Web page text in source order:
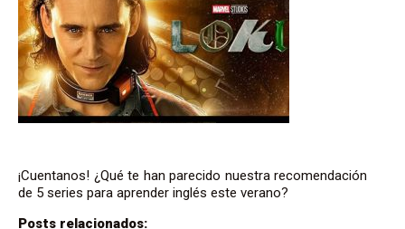
¡Cuentanos! ¿Qué te han parecido nuestra recomendación
de 5 series para aprender inglés este verano?
Posts relacionados: